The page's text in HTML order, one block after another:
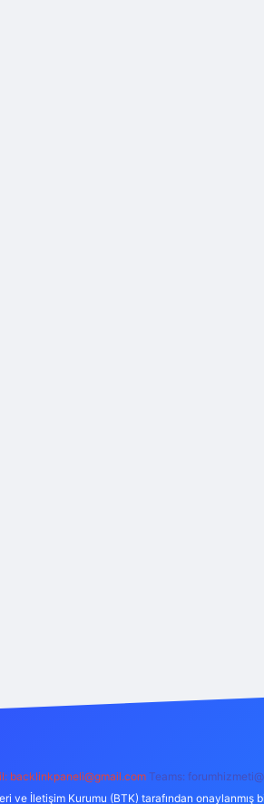
backlinkpaneli@gmail.com Teams:
ve İletişim Kurumu (BTK) tarafından